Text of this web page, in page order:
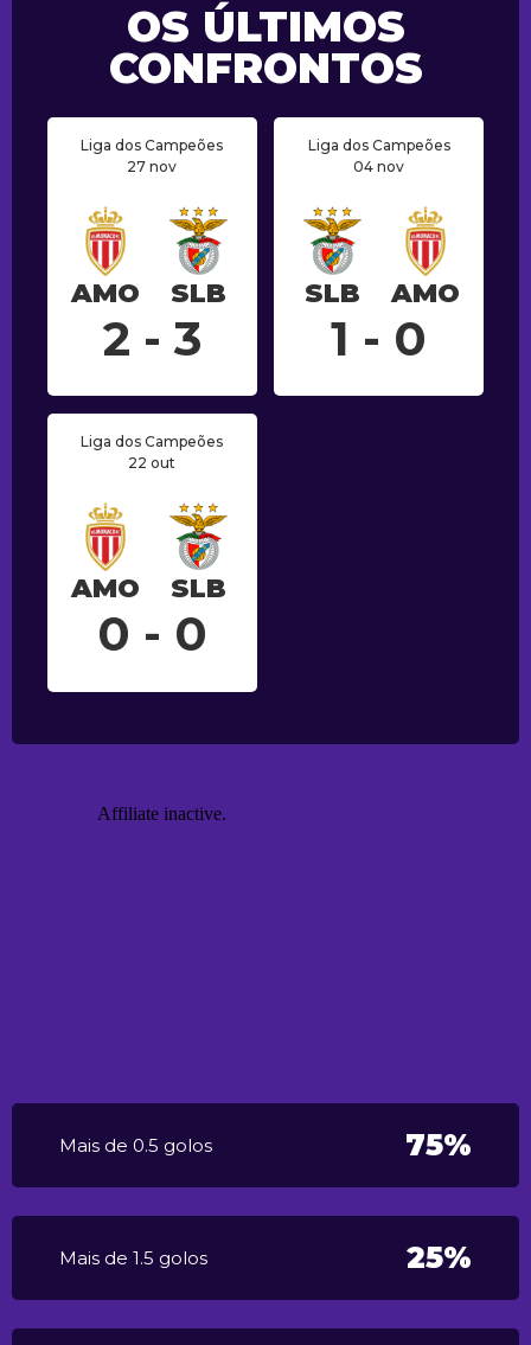
OS ÚLTIMOS
CONFRONTOS
Liga dos Campeões
27 nov
AMO SLB
2 - 3
Liga dos Campeões
04 nov
SLB AMO
1 - 0
Liga dos Campeões
22 out
AMO SLB
0 - 0
Mais de 0.5 golos 75%
Mais de 1.5 golos 25%